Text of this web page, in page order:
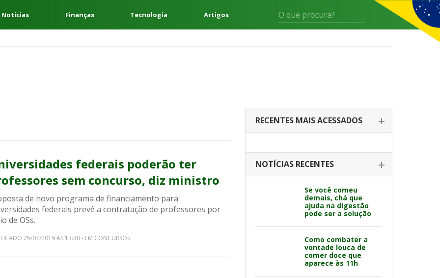
Noticias Finanças Tecnologia Artigos
federais poderão ter
sem concurso, diz ministro
de novo programa de financiamento para
federais prevê a contratação de professores por
de OSs.
25/07/2019 AS 13:30 - EM CONCURSOS
RECENTES MAIS ACESSADOS
NOTÍCIAS RECENTES
Se você comeu
demais, chá que
ajuda na digestão
pode ser a solução
Como combater a
vontade louca de
comer doce que
aparece às 11h